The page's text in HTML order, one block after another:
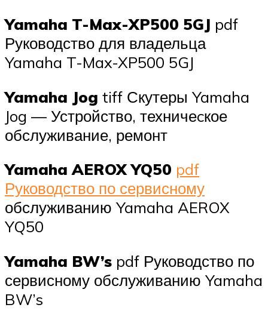
Yamaha T-Max-XP500 5GJ pdf
Руководство для владельца
Yamaha T-Max-XP500 5GJ
Yamaha Jog tiff Скутеры Yamaha
Jog — Устройство, техничеcкое
обслуживание, ремонт
Yamaha AEROX YQ50 pdf
Руководство по сервисному
обслуживанию Yamaha AEROX
YQ50
Yamaha BW’s pdf Руководство по
сервисному обслуживанию Yamaha
BW’s